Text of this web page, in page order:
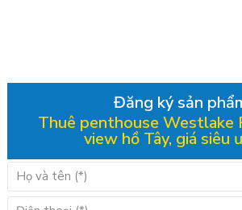
Đăng ký sản
Thuê penthouse Westlake
view hồ Tây, giá siêu